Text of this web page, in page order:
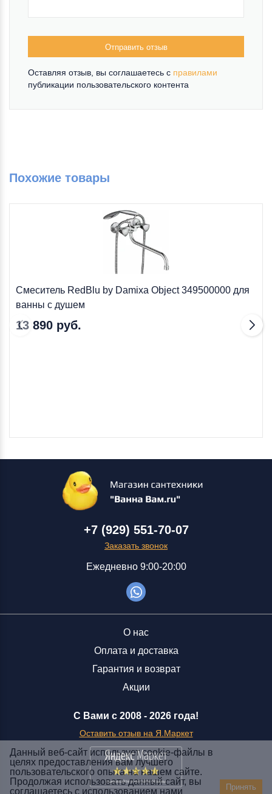
Отправить отзыв
Оставляя отзыв, вы соглашаетесь c правилами
публикации пользовательского контента
Похожие товары
Смеситель RedBlu by Damixa Object 349500000 для
ванны с душем
13 890 руб.
+7 (929) 551-70-07
Заказать звонок
Ежедневно 9:00-20:00
С Вами с 2008 - 2026 года!
Оставить отзыв на Я.Маркет
О нас
Оплата и доставка
Гарантия и возврат
Акции
Заказать звонок
Данный веб-сайт использует cookie-файлы в
целях предоставления вам лучшего
пользовательского опыта на нашем сайте.
Продолжая использовать данный сайт, вы
соглашаетесь с использованием нами
Принять